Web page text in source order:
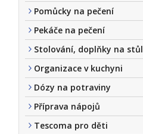
Pomůcky na pečení
Pekáče na pečení
Stolování, doplňky na stůl
Organizace v kuchyni
Dózy na potraviny
Příprava nápojů
Tescoma pro děti